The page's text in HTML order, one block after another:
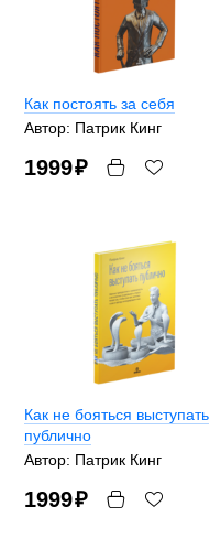
Как постоять за себя
Автор: Патрик Кинг
1999₽
Как не бояться выступать
публично
Автор: Патрик Кинг
1999₽